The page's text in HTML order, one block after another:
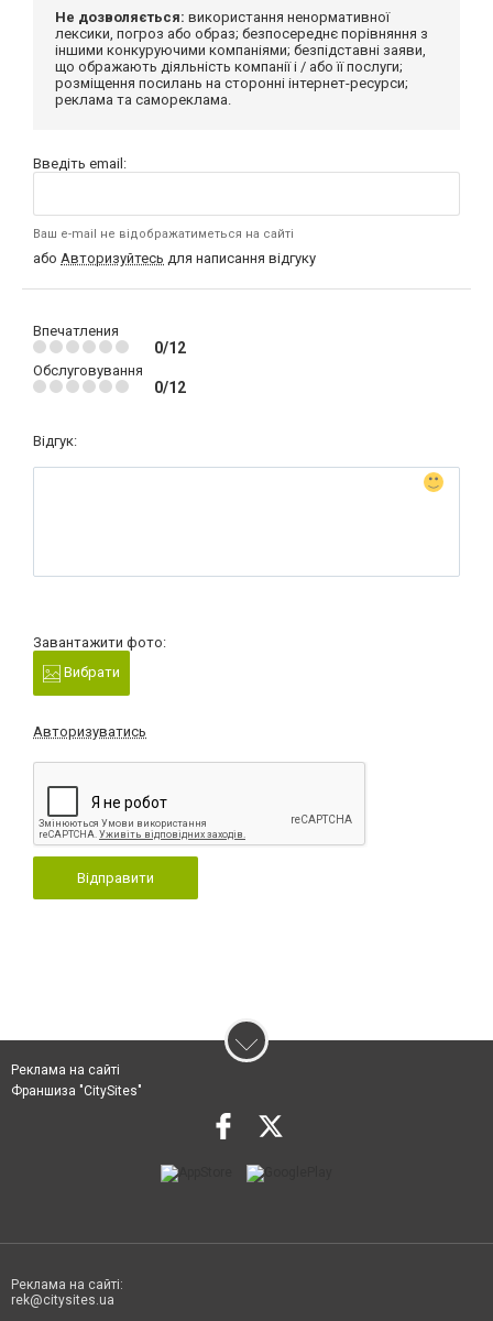
Не дозволяється: використання ненормативної
лексики, погроз або образ; безпосереднє порівняння з
іншими конкуруючими компаніями; безпідставні заяви,
що ображають діяльність компанії і / або її послуги;
розміщення посилань на сторонні інтернет-ресурси;
реклама та самореклама.
Введіть email:
Ваш e-mail не відображатиметься на сайті
або Авторизуйтесь для написання відгуку
Впечатления
0/12
Обслуговування
0/12
Відгук:
Завантажити фото:
Вибрати
Авторизуватись
Відправити
Реклама на сайті
Франшиза "CitySites"
Реклама на сайті:
rek@citysites.ua